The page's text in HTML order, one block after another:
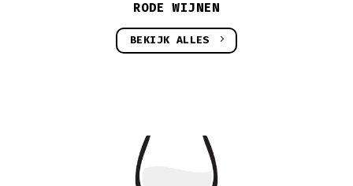
RODE WIJNEN
BEKIJK ALLES